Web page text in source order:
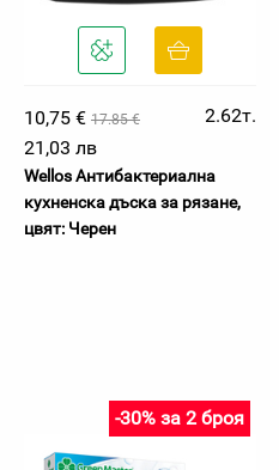
10,75 € 17.85 €
2.62т.
21,03 лв
Wellos Антибактериална
кухненска дъска за рязане,
цвят: Черен
-30% за 2 броя